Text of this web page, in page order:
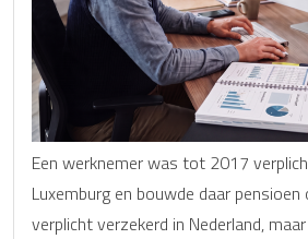
Een werknemer was tot 2017
Luxemburg en bouwde daar
verplicht verzekerd in Nederland,